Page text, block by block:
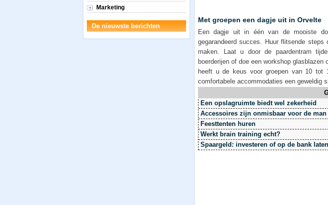
Met groepen een dagje uit in Orvelte
Een dagje uit in één van de mooiste
gegarandeerd succes. Huur flitsende
maken. Laat u door de paardentram
boerderijen of doe een workshop
heeft u de keus voor groepen van 10 tot
comfortabele accommodaties een geweldig
Een opslagruimte biedt wel zekerheid
Accessoires zijn onmisbaar voor de man
Feesttenten huren
Werkt brain training echt?
Spaargeld: investeren of op de bank
Marketing
De nieuwste berichten